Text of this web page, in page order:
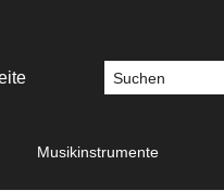
Musikinstrumente